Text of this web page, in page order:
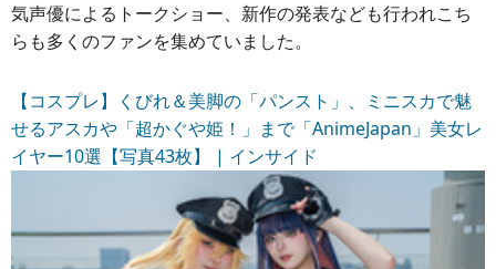
気声優によるトークショー、新作の発表なども行われこち
らも多くのファンを集めていました。
【コスプレ】くびれ＆美脚の「パンスト」、ミニスカで魅
せるアスカや「超かぐや姫！」まで「AnimeJapan」美女レ
イヤー10選【写真43枚】 | インサイド